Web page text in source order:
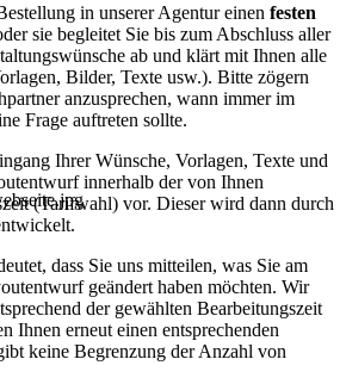
in unserer Agentur einen festen
sie begleitet Sie bis zum Abschluss aller
ab und klärt mit Ihnen alle
Bilder, Texte usw.). Bitte zögern
anzusprechen, wann immer im
Frage auftreten sollte.
Ihrer Wünsche, Vorlagen, Texte und
innerhalb der von Ihnen
(Tarifwahl) vor. Dieser wird dann durch
dass Sie uns mitteilen, was Sie am
geändert haben möchten. Wir
der gewählten Bearbeitungszeit
Ihnen erneut einen entsprechenden
keine Begrenzung der Anzahl von